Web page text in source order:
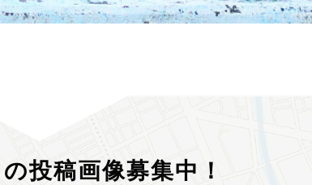
投稿画像募集中！